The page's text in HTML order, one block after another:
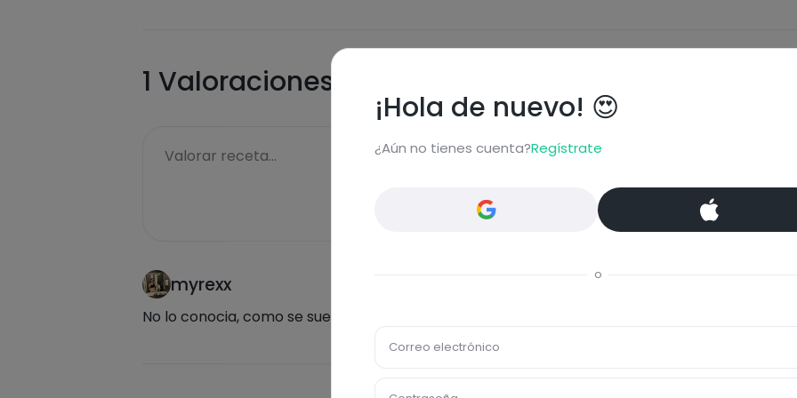
1 Valoraciones
Valorar receta...
Comentar
myrexx
No lo conocia, como se suele comer? Solo? Para desayunar?
¡Hola de nuevo! 😍
¿Aún no tienes cuenta?Regístrate
o
Correo electrónico